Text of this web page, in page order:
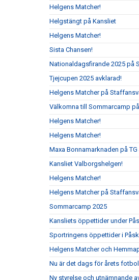
Helgens Matcher!
Helgstängt på Kansliet
Helgens Matcher!
Sista Chansen!
Nationaldagsfirande 2025 på
Tjejcupen 2025 avklarad!
Helgens Matcher på
Välkomna till Sommarcamp
Helgens Matcher!
Helgens Matcher!
Maxa Bonnamarknaden på
Kansliet Valborgshelgen!
Helgens Matcher!
Helgens Matcher på
Sommarcamp 2025
Kansliets öppettider under
Sportringens öppettider i
Helgens Matcher och
Nu är det dags för årets
Ny styrelse och utnämnande